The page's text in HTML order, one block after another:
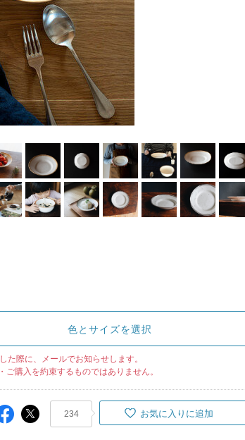
色とサイズを選択
た際に、メールでお知らせします。
ご購入を約束するものではありません。
234 お気に入りに追加